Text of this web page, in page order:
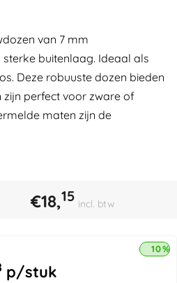
van 7 mm
buitenlaag. Ideaal als
Deze robuuste dozen bieden
perfect voor zware of
maten zijn de
€18,15 incl. btw
p/stuk
10%